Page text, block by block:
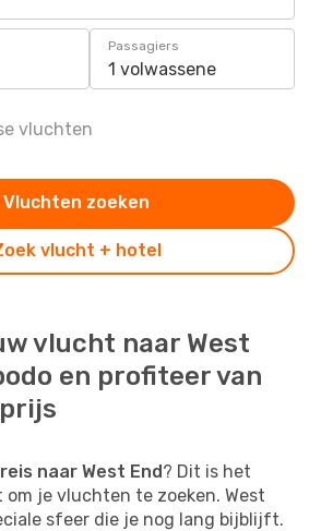
Passagiers
1 volwassene
vluchten
vlucht + hotel
Vluchten zoeken
vlucht naar West
en profiteer van
reis naar West End? Dit is het
je vluchten te zoeken. West
sfeer die je nog lang bijblijft.